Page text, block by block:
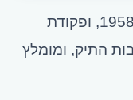
המקור: חוק ההתיישנות, התשי"ח-1958, ופקודת
התיק, ומומלץ